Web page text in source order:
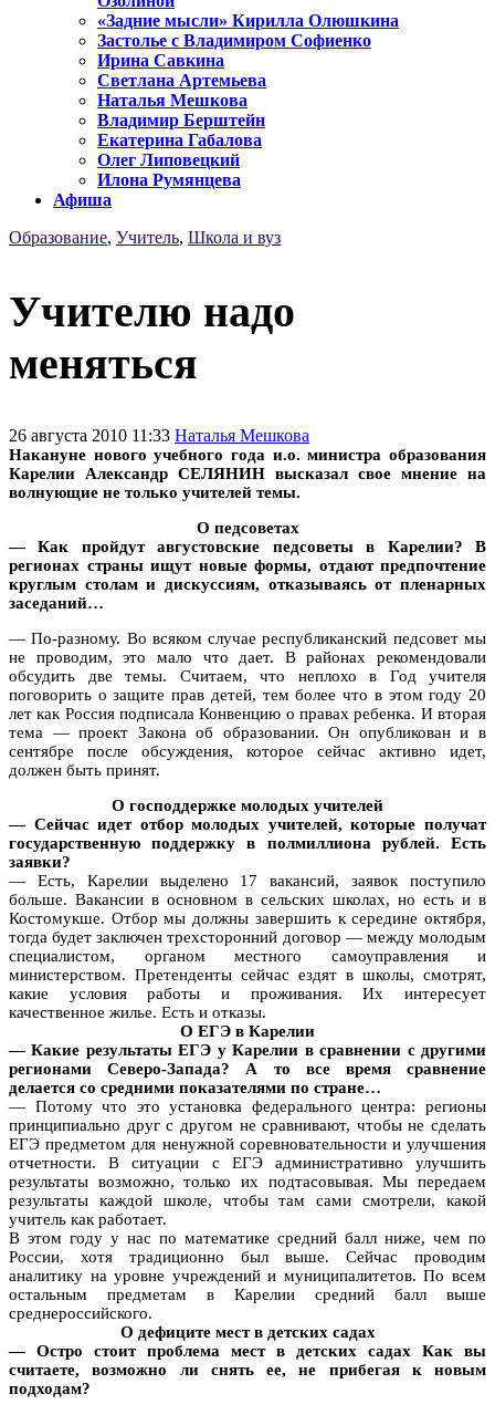
«Задние мысли» Кирилла Олюшкина
Застолье с Владимиром Софиенко
Ирина Савкина
Светлана Артемьева
Наталья Мешкова
Владимир Берштейн
Екатерина Габалова
Олег Липовецкий
Илона Румянцева
Афиша
Образование, Учитель, Школа и вуз
Учителю надо
меняться
26 августа 2010 11:33 Наталья Мешкова
Накануне нового учебного года и.о. министра образования
Карелии Александр СЕЛЯНИН высказал свое мнение на
волнующие не только учителей темы.
О педсоветах
— Как пройдут августовские педсоветы в Карелии? В
регионах страны ищут новые формы, отдают предпочтение
круглым столам и дискуссиям, отказываясь от пленарных
заседаний…
— По-разному. Во всяком случае республиканский педсовет мы
не проводим, это мало что дает. В районах рекомендовали
обсудить две темы. Считаем, что неплохо в Год учителя
поговорить о защите прав детей, тем более что в этом году 20
лет как Россия подписала Конвенцию о правах ребенка. И вторая
тема — проект Закона об образовании. Он опубликован и в
сентябре после обсуждения, которое сейчас активно идет,
должен быть принят.
О господдержке молодых учителей
— Сейчас идет отбор молодых учителей, которые получат
государственную поддержку в полмиллиона рублей. Есть
заявки?
— Есть, Карелии выделено 17 вакансий, заявок поступило
больше. Вакансии в основном в сельских школах, но есть и в
Костомукше. Отбор мы должны завершить к середине октября,
тогда будет заключен трехсторонний договор — между молодым
специалистом, органом местного самоуправления и
министерством. Претенденты сейчас ездят в школы, смотрят,
какие условия работы и проживания. Их интересует
качественное жилье. Есть и отказы.
О ЕГЭ в Карелии
— Какие результаты ЕГЭ у Карелии в сравнении с другими
регионами Северо-Запада? А то все время сравнение
делается со средними показателями по стране…
— Потому что это установка федерального центра: регионы
принципиально друг с другом не сравнивают, чтобы не сделать
ЕГЭ предметом для ненужной соревновательности и улучшения
отчетности. В ситуации с ЕГЭ административно улучшить
результаты возможно, только их подтасовывая. Мы передаем
результаты каждой школе, чтобы там сами смотрели, какой
учитель как работает.
В этом году у нас по математике средний балл ниже, чем по
России, хотя традиционно был выше. Сейчас проводим
аналитику на уровне учреждений и муниципалитетов. По всем
остальным предметам в Карелии средний балл выше
среднероссийского.
О дефиците мест в детских садах
— Остро стоит проблема мест в детских садах Как вы
считаете, возможно ли снять ее, не прибегая к новым
подходам?